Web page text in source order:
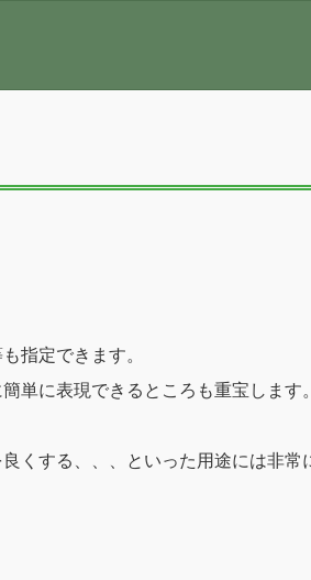
指定できます。
単に表現できるところも重宝します。
くする、、、といった用途には非常